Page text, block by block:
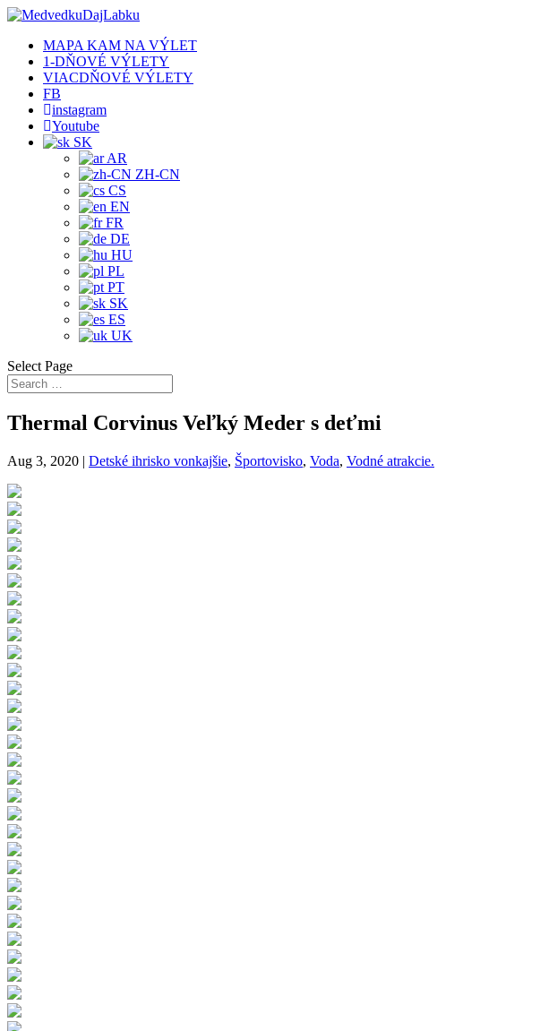
MAPA KAM NA VÝLET
1-DŇOVÉ VÝLETY
VIACDŇOVÉ VÝLETY
FB
instagram
Youtube
SK
AR
ZH-CN
CS
EN
FR
DE
HU
PL
PT
SK
ES
UK
Select Page
Thermal Corvinus Veľký Meder s deťmi
Aug 3, 2020 | Detské ihrisko vonkajšie, Športovisko, Voda, Vodné atrakcie.